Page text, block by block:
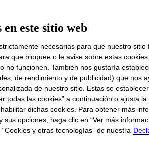
de Centros de Datos y la
en este sitio web
necesarias para que nuestro sitio
que bloquee o le avise sobre estas
no funcionen. También nos gustaría
de rendimiento y de publicidad) que nos
de nuestro sitio. Estas se
todas las cookies” a continuación o ajusta la
dichas cookies. Para obtener más
opciones, haga clic en “Ver más
y otras tecnologías” de nuestra